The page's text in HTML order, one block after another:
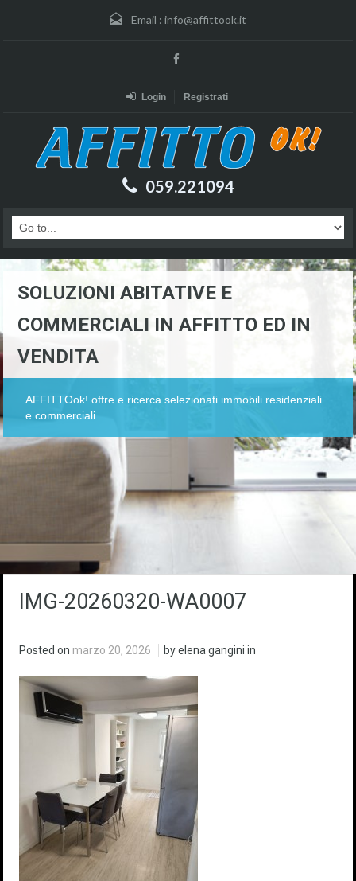
Email : info@affittook.it
Login Registrati
059.221094
SOLUZIONI ABITATIVE E
COMMERCIALI IN AFFITTO ED IN
VENDITA
AFFITTOok! offre e ricerca selezionati immobili residenziali
e commerciali.
IMG-20260320-WA0007
Posted on marzo 20, 2026 by elena gangini in